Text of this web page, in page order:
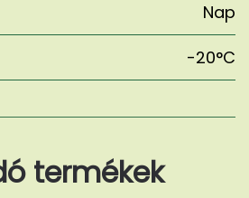
Nap
-20°C
termékek